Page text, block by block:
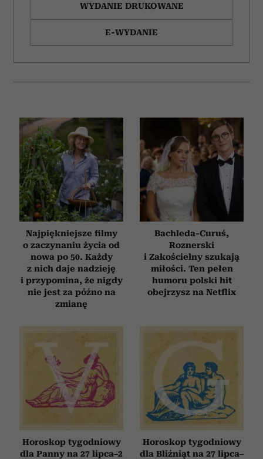
WYDANIE DRUKOWANE
E-WYDANIE
Najpiękniejsze filmy
o zaczynaniu życia od
nowa po 50. Każdy
z nich daje nadzieję
i przypomina, że nigdy
nie jest za późno na
zmianę
Bachleda-Curuś,
Roznerski
i Zakościelny szukają
miłości. Ten pełen
humoru polski hit
obejrzysz na Netflix
Horoskop tygodniowy
dla Panny na 27 lipca–2
Horoskop tygodniowy
dla Bliźniąt na 27 lipca–